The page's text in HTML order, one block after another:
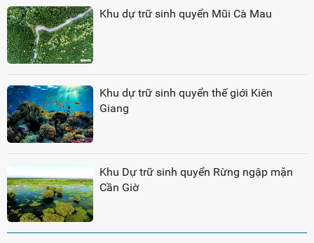
Khu dự trữ sinh quyển Mũi Cà Mau
Khu dự trữ sinh quyển thế giới Kiên
Giang
Khu Dự trữ sinh quyển Rừng ngập mặn
Cần Giờ